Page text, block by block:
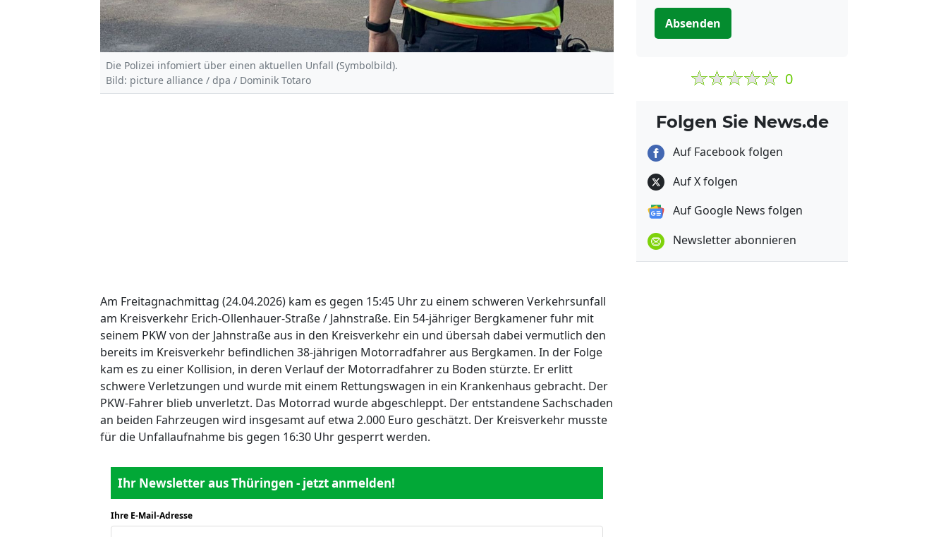
Die Polizei infomiert über einen aktuellen Unfall (Symbolbild).
Bild: picture alliance / dpa / Dominik Totaro
Am Freitagnachmittag (24.04.2026) kam es gegen 15:45 Uhr zu einem schweren Verkehrsunfall
am Kreisverkehr Erich-Ollenhauer-Straße / Jahnstraße. Ein 54-jähriger Bergkamener fuhr mit
seinem PKW von der Jahnstraße aus in den Kreisverkehr ein und übersah dabei vermutlich den
bereits im Kreisverkehr befindlichen 38-jährigen Motorradfahrer aus Bergkamen. In der Folge
kam es zu einer Kollision, in deren Verlauf der Motorradfahrer zu Boden stürzte. Er erlitt
schwere Verletzungen und wurde mit einem Rettungswagen in ein Krankenhaus gebracht. Der
PKW-Fahrer blieb unverletzt. Das Motorrad wurde abgeschleppt. Der entstandene Sachschaden
an beiden Fahrzeugen wird insgesamt auf etwa 2.000 Euro geschätzt. Der Kreisverkehr musste
für die Unfallaufnahme bis gegen 16:30 Uhr gesperrt werden.
Ihr Newsletter aus Thüringen - jetzt anmelden!
Ihre E-Mail-Adresse
Absenden
0
Folgen Sie News.de
Auf Facebook folgen
Auf X folgen
Auf Google News folgen
Newsletter abonnieren